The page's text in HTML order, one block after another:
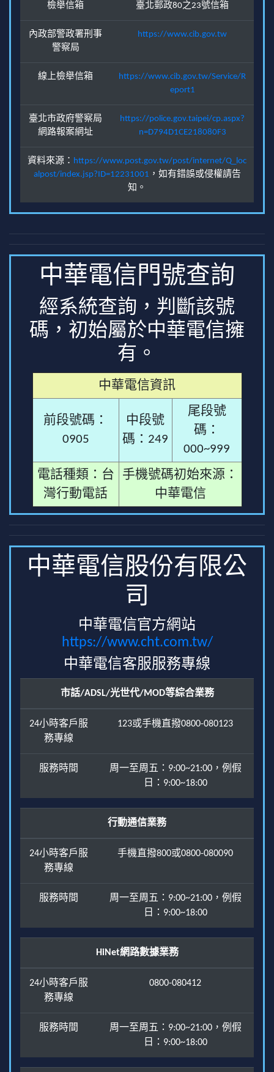
檢舉信箱 臺北郵政80之23號信箱
內政部警政署刑事
警察局
https://www.cib.gov.tw
線上檢舉信箱
https://www.cib.gov.tw/Service/R
eport1
臺北市政府警察局
網路報案網址
https://police.gov.taipei/cp.aspx?
n=D794D1CE218080F3
資料來源： https://www.post.gov.tw/post/internet/Q_loc
alpost/index.jsp?ID=12231001 ，如有錯誤或侵權請告
知。
中華電信門號查詢
經系統查詢，判斷該號
碼，初始屬於中華電信擁
有。
中華電信資訊
前段號碼：
0905
中段號
碼：249
尾段號
碼：
000~999
電話種類：台
灣行動電話
手機號碼初始來源：
中華電信
中華電信股份有限公
司
中華電信官方網站
https://www.cht.com.tw/
中華電信客服服務專線
市話/ADSL/光世代/MOD等綜合業務
24小時客戶服
務專線
123或手機直撥0800-080123
服務時間
周一至周五：9:00~21:00，例假
日：9:00~18:00
行動通信業務
24小時客戶服
務專線
手機直撥800或0800-080090
服務時間
周一至周五：9:00~21:00，例假
日：9:00~18:00
HiNet網路數據業務
24小時客戶服
務專線
0800-080412
服務時間
周一至周五：9:00~21:00，例假
日：9:00~18:00